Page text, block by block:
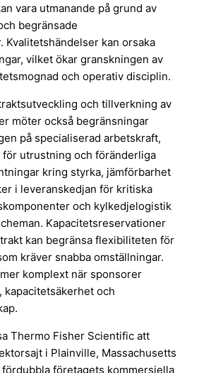
vara utmanande på grund av
begränsade
Kvalitetshändelser kan orsaka
vilket ökar granskningen av
och operativ disciplin.
och tillverkning av
möter också begränsningar
på specialiserad arbetskraft,
utrustning och föränderliga
kring styrka, jämförbarhet
i leveranskedjan för kritiska
och kylkedjelogistik
Kapacitetsreservationer
kan begränsa flexibiliteten för
kräver snabba omställningar.
komplext när sponsorer
kapacitetsäkerhet och
Thermo Fisher Scientific att
i Plainville, Massachusetts
företagets kommersiella